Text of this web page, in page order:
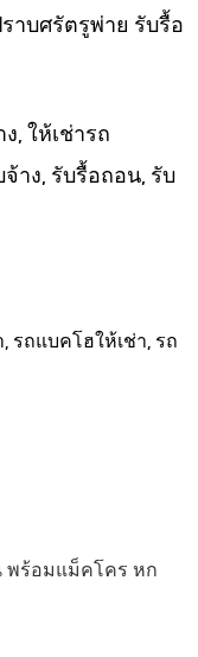
าบศรัตรูพ่าย รับรื้อ
, ให้เช่ารถ
าง, รับรื้อถอน, รับ
, รถแบคโฮให้เช่า, รถ
พร้อมแม็คโคร หก